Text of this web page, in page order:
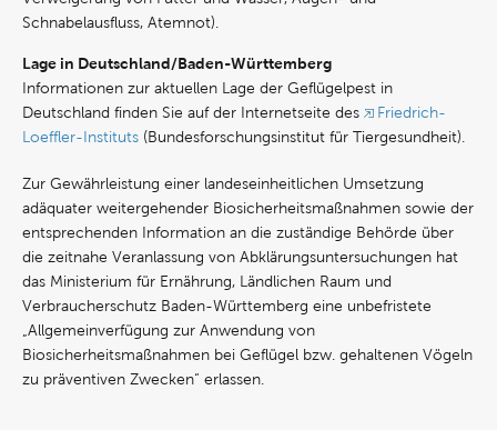
Schnabelausfluss, Atemnot).
Lage in Deutschland/Baden-Württemberg
Informationen zur aktuellen Lage der Geflügelpest in
Deutschland finden Sie auf der Internetseite des
Friedrich-
Loeffler-Instituts (Bundesforschungsinstitut für Tiergesundheit).
Zur Gewährleistung einer landeseinheitlichen Umsetzung
adäquater weitergehender Biosicherheitsmaßnahmen sowie der
entsprechenden Information an die zuständige Behörde über
die zeitnahe Veranlassung von Abklärungsuntersuchungen hat
das Ministerium für Ernährung, Ländlichen Raum und
Verbraucherschutz Baden-Württemberg eine unbefristete
„Allgemeinverfügung zur Anwendung von
Biosicherheitsmaßnahmen bei Geflügel bzw. gehaltenen Vögeln
zu präventiven Zwecken“ erlassen.